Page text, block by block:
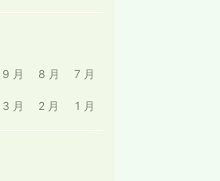
9 月 8 月 7 月
3 月 2 月 1 月